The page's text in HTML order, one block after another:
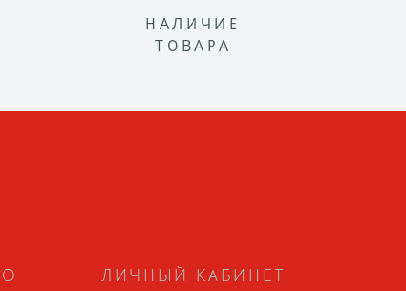
НАЛИЧИЕ
ТОВАРА
ЛИЧНЫЙ КАБИНЕТ